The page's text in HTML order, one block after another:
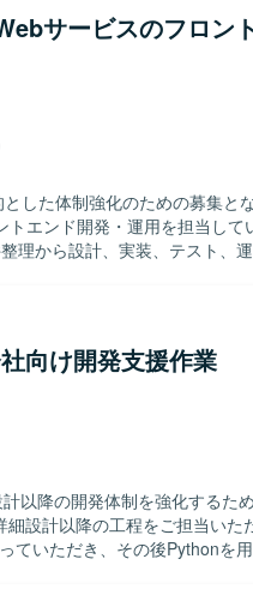
きます。 【求める人物
を求めております。また、既
められる方を歓迎いたします
ベース移行プロジェクトに携わ
できます。社内ナレッジ基盤
できるポジションです。 【開発
る環境となります。バージョ
サービスのフロン
した体制強化のための募集と
理から設計、実装、テスト、
に取り組んでいただける方を求
、協調性を持って開発を進めら
サービス開発の経験を幅広
ため、技術力と提案力の双方
や各種CSS設計手法、CMSや
たWebサービス開発を行って
向け開発支援作業
以降の開発体制を強化するた
ていただき、その後Pythonを